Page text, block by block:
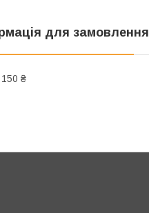
для замовлення
150 ₴